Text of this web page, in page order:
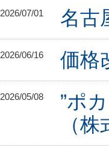
2026/07/01 名古
2026/06/16 価格
2026/05/08
”ポ
（